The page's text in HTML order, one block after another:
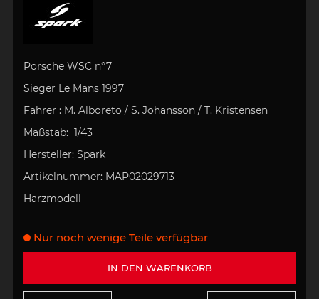
Porsche WSC n°7
Sieger Le Mans 1997
Fahrer : M. Alboreto / S. Johansson / T. Kristensen
Maßstab: 1/43
Hersteller: Spark
Artikelnummer: MAP02029713
Harzmodell
IN DEN WARENKORB
Nur noch wenige Teile verfügbar